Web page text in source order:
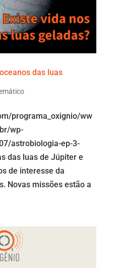
das luas
programa_oxignio/ww
wp-
astrobiologia-ep-3-
das luas de Júpiter e
de interesse da
Novas missões estão a